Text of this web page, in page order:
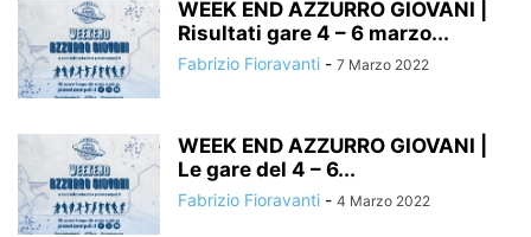
WEEK END AZZURRO GIOVANI |
Risultati gare 4 – 6 marzo...
Fabrizio Fioravanti - 7 Marzo 2022
WEEK END AZZURRO GIOVANI |
Le gare del 4 – 6...
Fabrizio Fioravanti - 4 Marzo 2022